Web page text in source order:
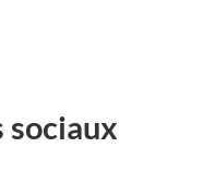
sociaux